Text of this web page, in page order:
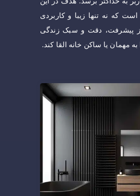
که نه تنها زیبا و کاربردی
پیشرفت، دقت و سبک زندگی
مهمان یا ساکن خانه القا کند.